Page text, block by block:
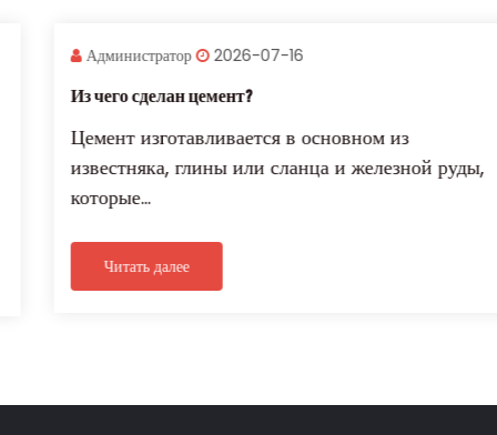
Администратор 2026-07-16
Из чего сделан цемент?
Цемент изготавливается в основном из
известняка, глины или сланца и железной руды,
которые...
Читать далее